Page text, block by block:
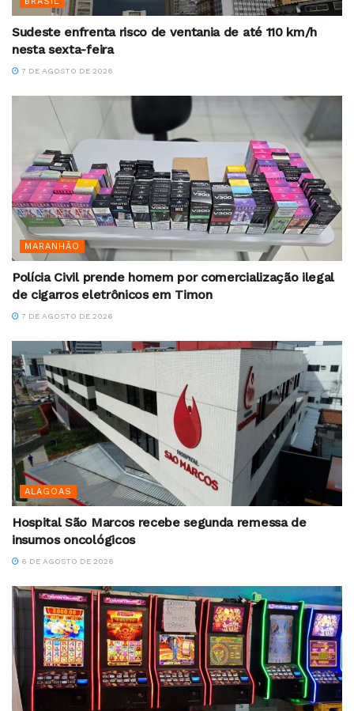
Sudeste enfrenta risco de ventania de até 110 km/h
nesta sexta-feira
7 DE AGOSTO DE 2026
MARANHÃO
Polícia Civil prende homem por comercialização ilegal
de cigarros eletrônicos em Timon
7 DE AGOSTO DE 2026
ALAGOAS
Hospital São Marcos recebe segunda remessa de
insumos oncológicos
6 DE AGOSTO DE 2026